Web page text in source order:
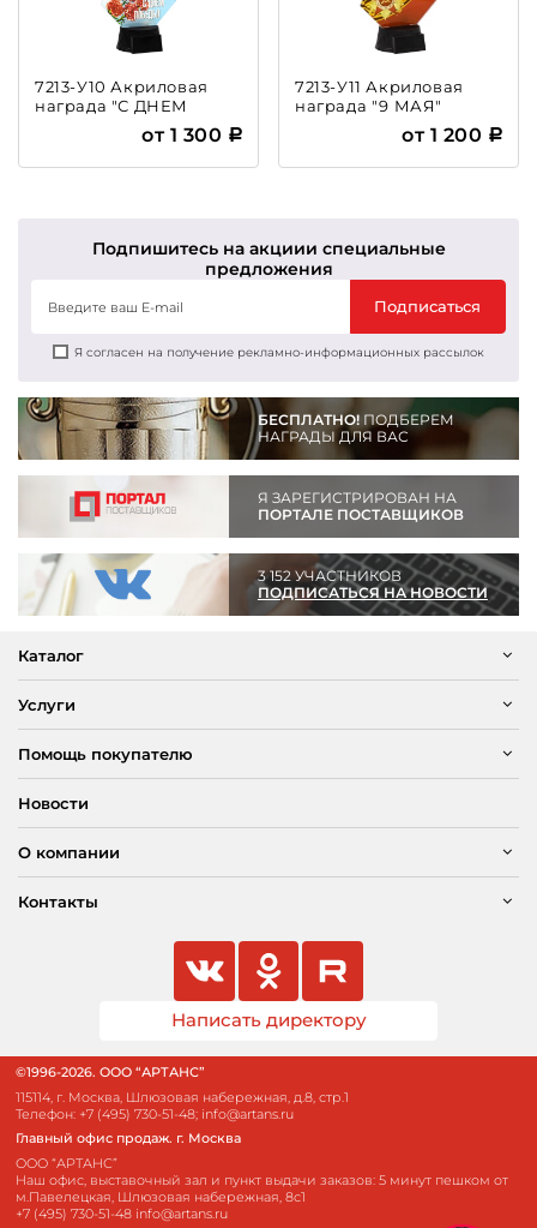
7213-У10 Акриловая
награда "С ДНЕМ
от 1 300
7213-У11 Акриловая
награда "9 МАЯ"
от 1 200
Подпишитесь на акциии специальные
предложения
Подписаться
Я согласен на получение рекламно-информационных рассылок
БЕСПЛАТНО!ПОДБЕРЕМ
НАГРАДЫ ДЛЯ ВАС
Я ЗАРЕГИСТРИРОВАН НА
ПОРТАЛЕ ПОСТАВЩИКОВ
3 152 УЧАСТНИКОВ
ПОДПИСАТЬСЯ НА НОВОСТИ
Каталог
Услуги
Помощь покупателю
Новости
О компании
Контакты
Написать директору
©1996-2026. ООО “АРТАНС”
115114, г. Москва, Шлюзовая набережная, д.8, стр.1
Телефон: +7 (495) 730-51-48; info@artans.ru
Главный офис продаж. г. Москва
ООО “АРТАНС”
Наш офис, выставочный зал и пункт выдачи заказов: 5 минут пешком от
м.Павелецкая, Шлюзовая набережная, 8с1
+7 (495) 730-51-48 info@artans.ru